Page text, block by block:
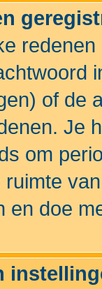
of de
Je
om
en doe